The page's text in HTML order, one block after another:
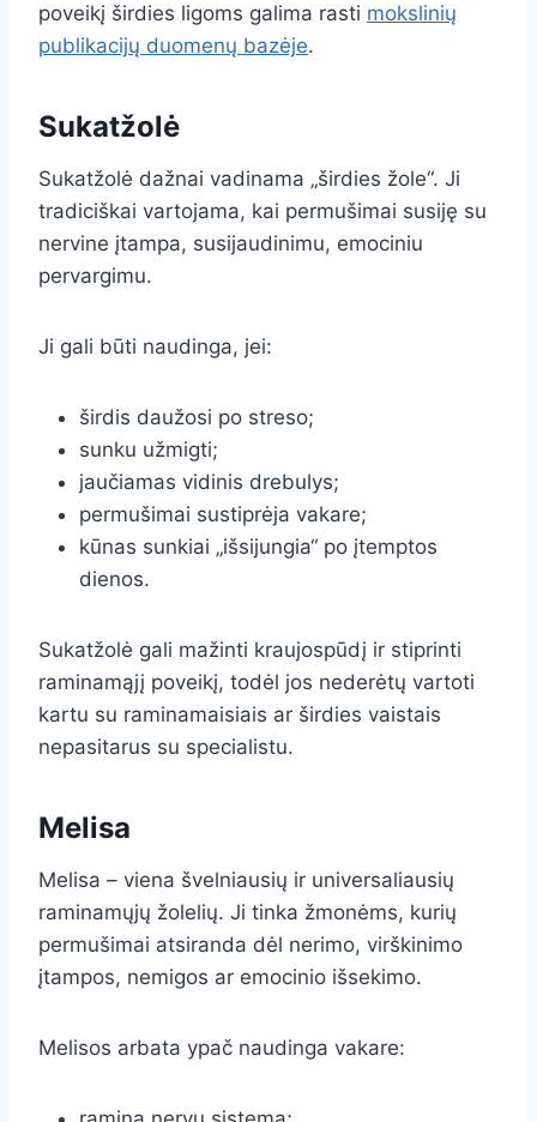
poveikį širdies ligoms galima rasti mokslinių
publikacijų duomenų bazėje.
Sukatžolė
Sukatžolė dažnai vadinama „širdies žole“. Ji
tradiciškai vartojama, kai permušimai susiję su
nervine įtampa, susijaudinimu, emociniu
pervargimu.
Ji gali būti naudinga, jei:
širdis daužosi po streso;
sunku užmigti;
jaučiamas vidinis drebulys;
permušimai sustiprėja vakare;
kūnas sunkiai „išsijungia“ po įtemptos
dienos.
Sukatžolė gali mažinti kraujospūdį ir stiprinti
raminamąjį poveikį, todėl jos nederėtų vartoti
kartu su raminamaisiais ar širdies vaistais
nepasitarus su specialistu.
Melisa
Melisa – viena švelniausių ir universaliausių
raminamųjų žolelių. Ji tinka žmonėms, kurių
permušimai atsiranda dėl nerimo, virškinimo
įtampos, nemigos ar emocinio išsekimo.
Melisos arbata ypač naudinga vakare: